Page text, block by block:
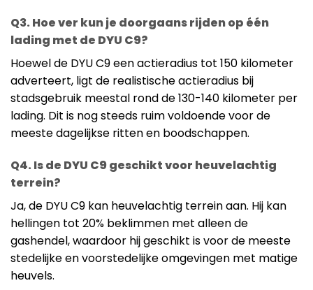
Q3. Hoe ver kun je doorgaans rijden op één
lading met de DYU C9?
Hoewel de DYU C9 een actieradius tot 150 kilometer
adverteert, ligt de realistische actieradius bij
stadsgebruik meestal rond de 130-140 kilometer per
lading. Dit is nog steeds ruim voldoende voor de
meeste dagelijkse ritten en boodschappen.
Q4. Is de DYU C9 geschikt voor heuvelachtig
terrein?
Ja, de DYU C9 kan heuvelachtig terrein aan. Hij kan
hellingen tot 20% beklimmen met alleen de
gashendel, waardoor hij geschikt is voor de meeste
stedelijke en voorstedelijke omgevingen met matige
heuvels.